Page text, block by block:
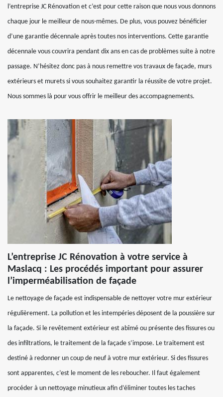
l’entreprise JC Rénovation et c’est pour cette raison que nous vous donnons
chaque jour le meilleur de nous-mêmes. De plus, vous pouvez bénéficier
d’une garantie décennale après toutes nos interventions. Cette garantie
décennale vous couvrira pendant dix ans en cas de problèmes suite à notre
passage. N’hésitez donc pas à nous remettre vos travaux de façade, murs
extérieurs et murets si vous souhaitez garantir la réussite de votre projet.
Nous sommes là pour vous offrir le meilleur des accompagnements.
L’entreprise JC Rénovation à votre service à
Maslacq : Les procédés important pour assurer
l’imperméabilisation de façade
Le nettoyage de façade est indispensable de nettoyer votre mur extérieur
régulièrement. La pollution et les intempéries déposent de la poussière sur
la façade. Si le revêtement extérieur est abîmé ou présente des fissures ou
des infiltrations, le traitement de la façade s’impose. Le traitement est
destiné à redonner un coup de neuf à votre mur extérieur. Si des fissures
sont apparentes, c’est le moment de les reboucher. Il faut également
procéder à un nettoyage minutieux afin d’éliminer toutes les taches